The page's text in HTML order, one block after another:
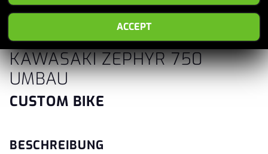
KAWASAKI ZEPHYR 750
UMBAU
CUSTOM BIKE
BESCHREIBUNG
ACCEPT